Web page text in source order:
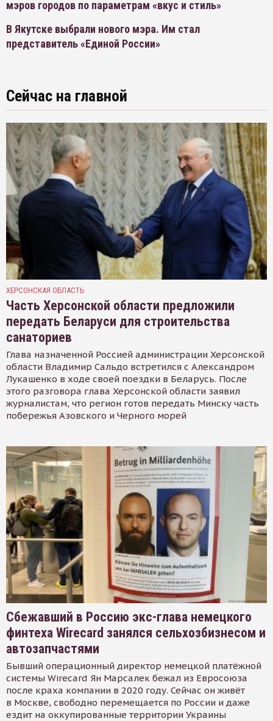
мэров городов по параметрам «вкус и стиль»
В Якутске выбрали нового мэра. Им стал
представитель «Единой России»
Сейчас на главной
ХЕРСОНСКАЯ ОБЛАСТЬ
Часть Херсонской области предложили
передать Беларуси для строительства
санаториев
Глава назначенной Россией администрации Херсонской
области Владимир Сальдо встретился с Александром
Лукашенко в ходе своей поездки в Беларусь. После
этого разговора глава Херсонской области заявил
журналистам, что регион готов передать Минску часть
побережья Азовского и Черного морей
Сбежавший в Россию экс-глава немецкого
финтеха Wirecard занялся сельхозбизнесом и
автозапчастями
Бывший операционный директор немецкой платёжной
системы Wirecard Ян Марсалек бежал из Евросоюза
после краха компании в 2020 году. Сейчас он живёт
в Москве, свободно перемещается по России и даже
ездит на оккупированные территории Украины